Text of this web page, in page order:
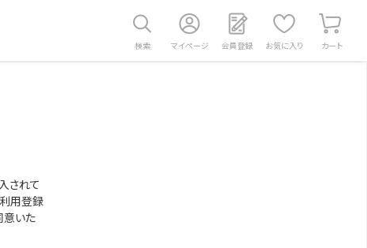
検索 マイページ 会員登録 お気に入り カート
されて
用登録
意いた